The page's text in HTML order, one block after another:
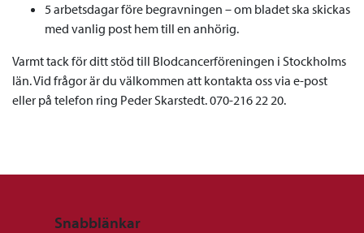
5 arbetsdagar före begravningen – om bladet ska skickas
med vanlig post hem till en anhörig.
Varmt tack för ditt stöd till Blodcancerföreningen i Stockholms
län. Vid frågor är du välkommen att kontakta oss via e-post
eller på telefon ring Peder Skarstedt. 070-216 22 20.
Snabblänkar